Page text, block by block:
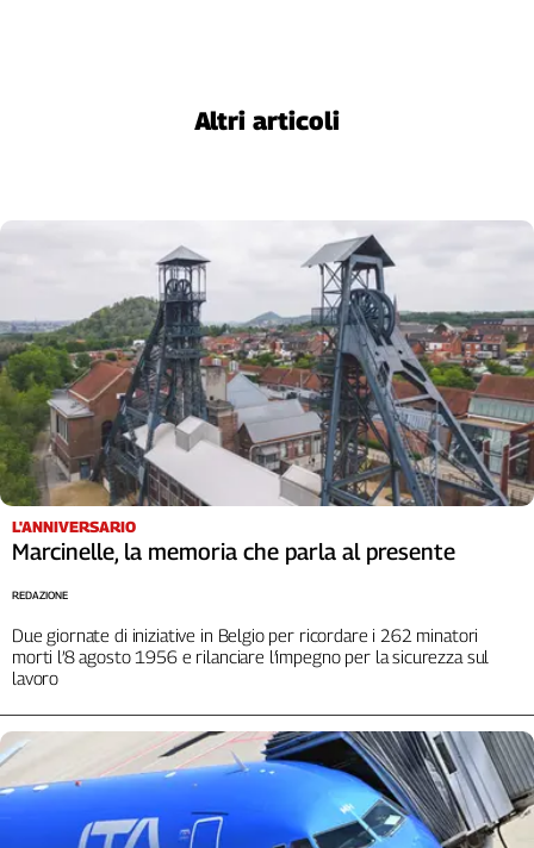
Toscana
D'Aosta
Veneto
Archivio
Storico
1955-
2014
Cerca
Contatti
redazione
Newsletter
Altri articoli
L'ANNIVERSARIO
Marcinelle, la memoria che parla al presente
Due giornate di iniziative in Belgio per ricordare i 262 minatori
morti l’8 agosto 1956 e rilanciare l’impegno per la sicurezza sul
lavoro
REDAZIONE